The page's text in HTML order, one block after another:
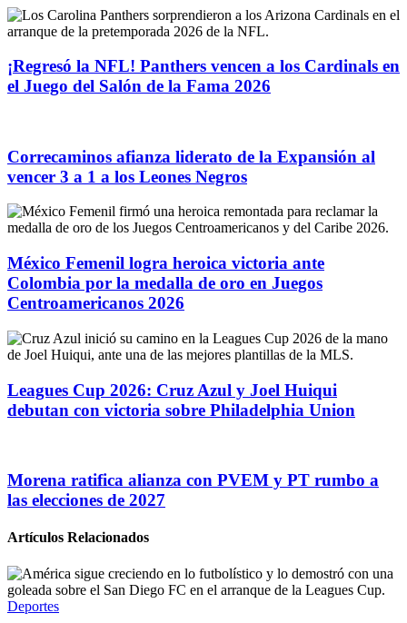
¡Regresó la NFL! Panthers vencen a los Cardinals en
el Juego del Salón de la Fama 2026
Correcaminos afianza liderato de la Expansión al
vencer 3 a 1 a los Leones Negros
México Femenil logra heroica victoria ante
Colombia por la medalla de oro en Juegos
Centroamericanos 2026
Leagues Cup 2026: Cruz Azul y Joel Huiqui
debutan con victoria sobre Philadelphia Union
Morena ratifica alianza con PVEM y PT rumbo a
las elecciones de 2027
Artículos Relacionados
Deportes